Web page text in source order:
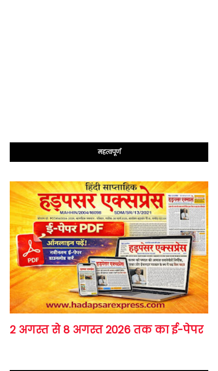
महत्वपूर्ण
2 अगस्त से 8 अगस्त 2026 तक का ई-पेपर